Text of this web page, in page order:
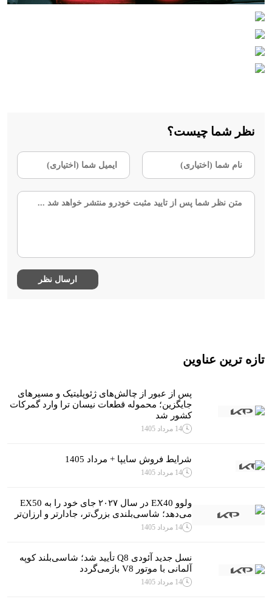
نظر شما چیست؟
تازه ترین عناوین
پس از عبور از چالش‌های ژئوپلیتیک و مسیرهای
جایگزین؛ محموله قطعات نیسان ترا وارد گمرکات
کشور شد
14 مرداد 1405
شرایط فروش سایپا + مرداد 1405
14 مرداد 1405
ولوو EX40 در سال ۲۰۲۷ جای خود را به EX50
می‌دهد؛ شاسی‌بلندی بزرگ‌تر، جادارتر و ارزان‌تر
14 مرداد 1405
نسل جدید آئودی Q8 تأیید شد؛ شاسی‌بلند کوپه
آلمانی با موتور V8 بازمی‌گردد
14 مرداد 1405